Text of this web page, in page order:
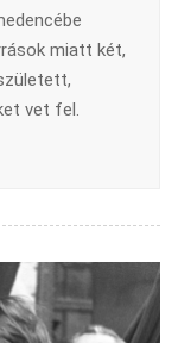
miatt két,
vet fel.